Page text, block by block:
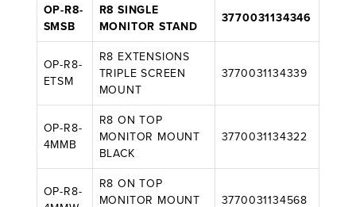
OP-R8-
SMSB
R8 SINGLE
MONITOR STAND
3770031134346
OP-R8-
ETSM
R8 EXTENSIONS
TRIPLE SCREEN
MOUNT
3770031134339
OP-R8-
4MMB
R8 ON TOP
MONITOR MOUNT
BLACK
3770031134322
OP-R8-
R8 ON TOP
MONITOR MOUNT
3770031134568